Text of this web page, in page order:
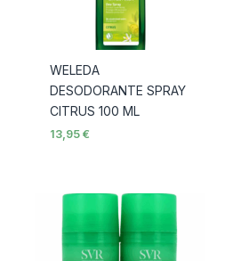
WELEDA
DESODORANTE SPRAY
CITRUS 100 ML
13,95 €